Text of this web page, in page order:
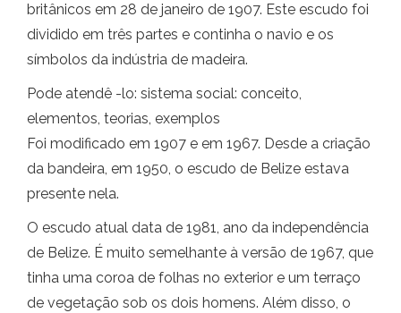
britânicos em 28 de janeiro de 1907. Este escudo foi
dividido em três partes e continha o navio e os
símbolos da indústria de madeira.
Pode atendê -lo: sistema social: conceito,
elementos, teorias, exemplos
Foi modificado em 1907 e em 1967. Desde a criação
da bandeira, em 1950, o escudo de Belize estava
presente nela.
O escudo atual data de 1981, ano da independência
de Belize. É muito semelhante à versão de 1967, que
tinha uma coroa de folhas no exterior e um terraço
de vegetação sob os dois homens. Além disso, o